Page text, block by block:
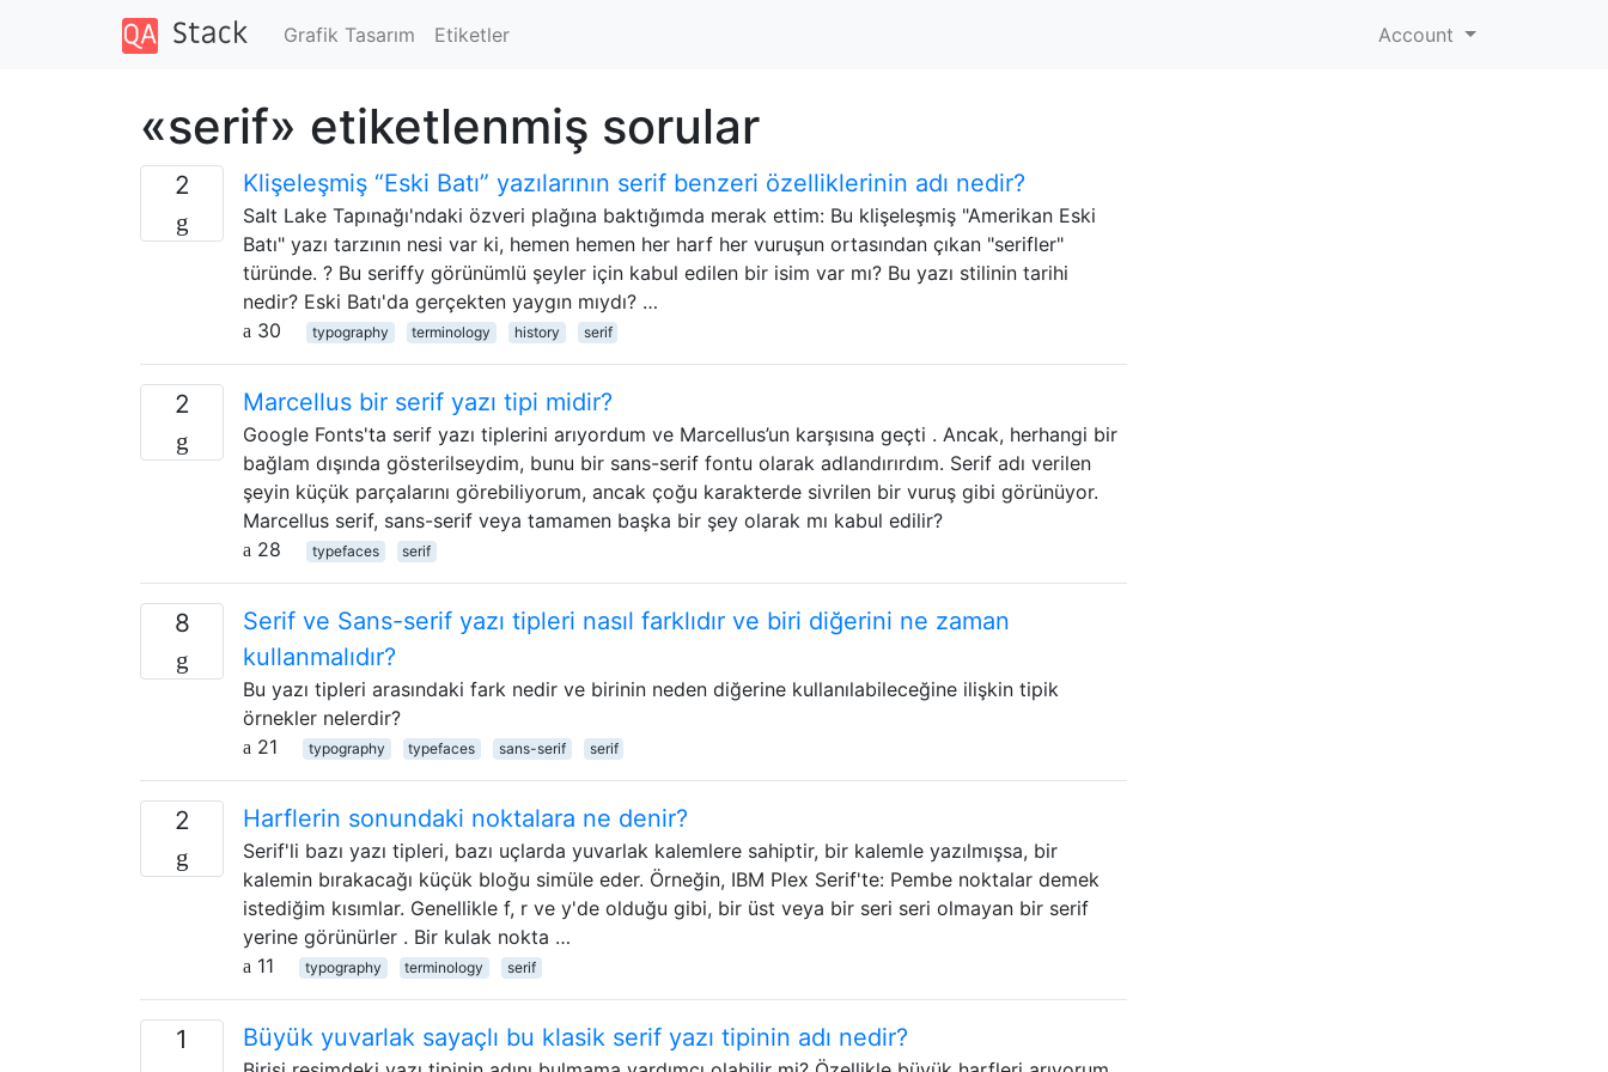
Grafik Tasarım Etiketler Account
«serif» etiketlenmiş sorular
2 Klişeleşmiş “Eski Batı” yazılarının serif benzeri özelliklerinin adı nedir?
Salt Lake Tapınağı'ndaki özveri plağına baktığımda merak ettim: Bu klişeleşmiş "Amerikan Eski
Batı" yazı tarzının nesi var ki, hemen hemen her harf her vuruşun ortasından çıkan "serifler"
türünde. ? Bu seriffy görünümlü şeyler için kabul edilen bir isim var mı? Bu yazı stilinin tarihi
nedir? Eski Batı'da gerçekten yaygın mıydı? …
30
typography terminology history serif
2 Marcellus bir serif yazı tipi midir?
Google Fonts'ta serif yazı tiplerini arıyordum ve Marcellus’un karşısına geçti . Ancak, herhangi bir
bağlam dışında gösterilseydim, bunu bir sans-serif fontu olarak adlandırırdım. Serif adı verilen
şeyin küçük parçalarını görebiliyorum, ancak çoğu karakterde sivrilen bir vuruş gibi görünüyor.
Marcellus serif, sans-serif veya tamamen başka bir şey olarak mı kabul edilir?
28
typefaces serif
8
Serif ve Sans-serif yazı tipleri nasıl farklıdır ve biri diğerini ne zaman
kullanmalıdır?
Bu yazı tipleri arasındaki fark nedir ve birinin neden diğerine kullanılabileceğine ilişkin tipik
örnekler nelerdir?
21
typography typefaces sans-serif serif
2 Harflerin sonundaki noktalara ne denir?
Serif'li bazı yazı tipleri, bazı uçlarda yuvarlak kalemlere sahiptir, bir kalemle yazılmışsa, bir
kalemin bırakacağı küçük bloğu simüle eder. Örneğin, IBM Plex Serif'te: Pembe noktalar demek
istediğim kısımlar. Genellikle f, r ve y'de olduğu gibi, bir üst veya bir seri seri olmayan bir serif
yerine görünürler . Bir kulak nokta …
11
typography terminology serif
1 Büyük yuvarlak sayaçlı bu klasik serif yazı tipinin adı nedir?